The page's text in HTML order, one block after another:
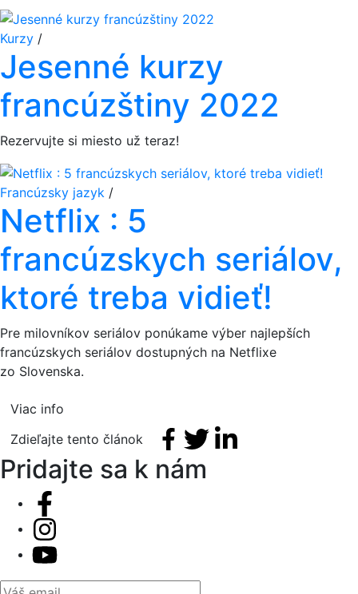
Kurzy /
Jesenné kurzy
francúzštiny 2022
Rezervujte si miesto už teraz!
Francúzsky jazyk /
Netflix : 5
francúzskych seriálov,
ktoré treba vidieť!
Pre milovníkov seriálov ponúkame výber najlepších
francúzskych seriálov dostupných na Netflixe
zo Slovenska.
Viac info
Zdieľajte tento článok
Facebook share
TweetLinkedin share
Pridajte sa k nám
Váš email